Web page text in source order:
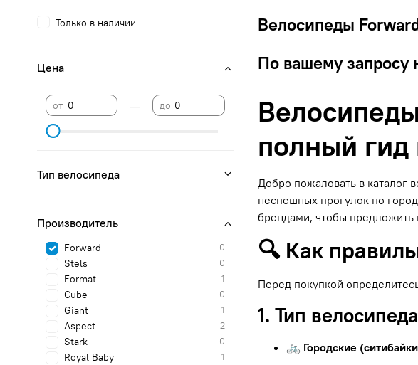
Велосипеды
По вашему запросу
полный
Добро пожаловать в каталог
неспешных прогулок по
брендами, чтобы предложить
🔍 Как
Перед покупкой
1. Тип велосипеда
🚲 Городские
Только в наличии
Цена
от до
Тип велосипеда
Производитель
Forward 0
Stels 0
Format 1
Cube 0
Giant 1
Aspect 2
Stark 0
Royal Baby 1